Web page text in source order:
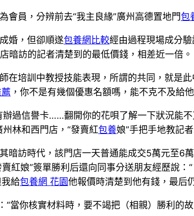
會員，分辨前去“我主良緣”廣州高德置地門包
婚，但卻順遂包養網比較經由過程現場成分驗
暗訪的記者清楚到的最低價錢，相差近一倍。
師在培訓中教授技能表現，所謂的共同，就是
，你不是有幾個優惠名額嗎，能不克不及給
過信譽卡……翻開你的花唄了解一下狀況能
林和西門店，“發賣紅包養娘”手把手地教記
暗訪時代，該門店一天普通能成交5萬元至6
紅娘”簽單勝利后還向同事分送朋友經歷說：“
給包養網 花園他報價時清楚到他有錢，最后
“當你核實材料時，要不竭把（相親）勝利的